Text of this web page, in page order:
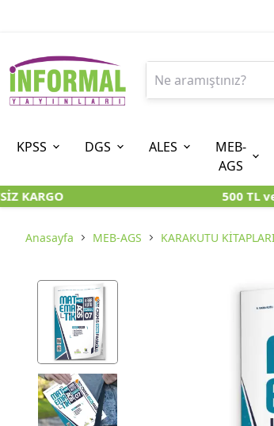
9. SINIF
ÖZGÜN ÜRÜNLER
10.
KARA
KPSS
ÖN LİSANS
KARA KUTU KİTAPLARI
KARA
DGS ALES
MEB-
AGS
8. SINIF (LGS-İOKBS)
KARA KUTU KİTAPLARI
KARGO 500 TL ve
Anasayfa MEB-AGS KARAKUTU